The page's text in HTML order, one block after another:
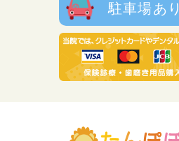
駐車場あり